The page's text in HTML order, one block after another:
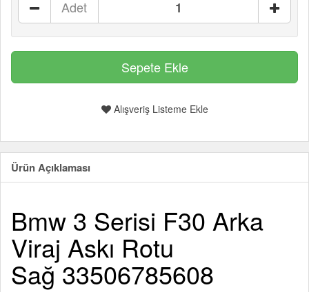
Adet
Alışveriş Listeme Ekle
Ürün Açıklaması
Bmw 3 Serisi F30 Arka
Viraj Askı Rotu
Sağ 33506785608